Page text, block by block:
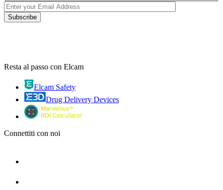
Resta al passo con Elcam
Elcam Safety
Drug Delivery Devices
Connettiti con noi